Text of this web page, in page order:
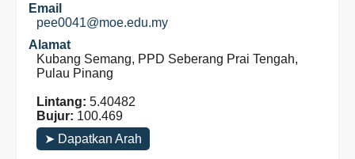
Email
pee0041@moe.edu.my
Alamat
Kubang Semang, PPD Seberang Prai Tengah,
Pulau Pinang
Lintang: 5.40482
Bujur: 100.469
➤ Dapatkan Arah